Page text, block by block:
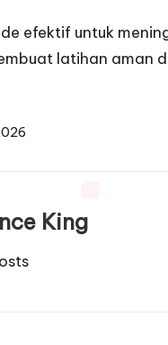
efektif untuk
latihan aman
King